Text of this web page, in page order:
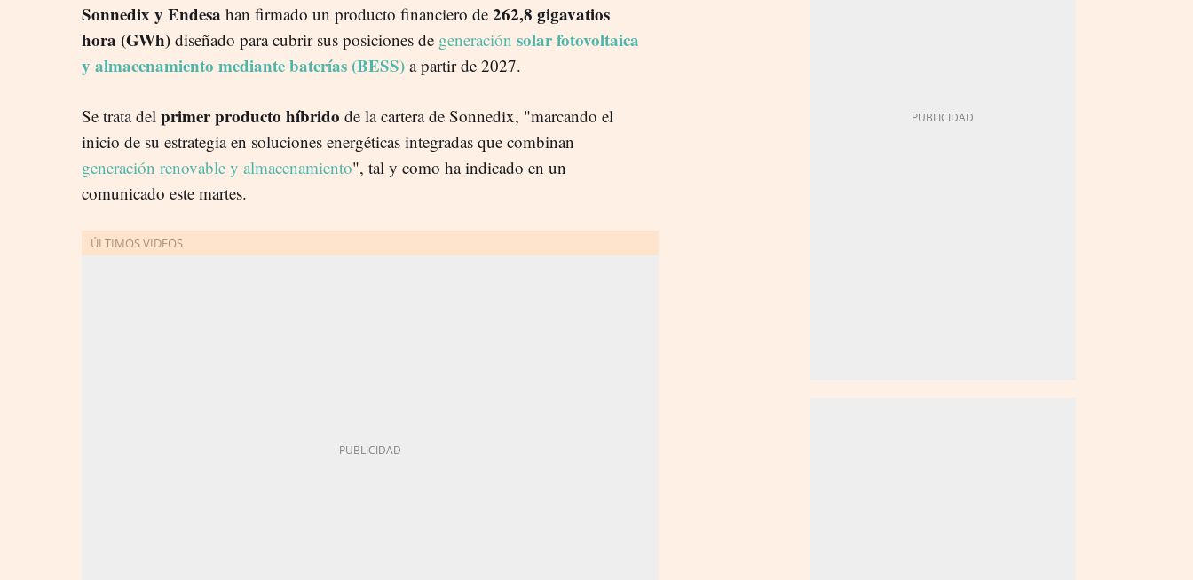
Sonnedix y Endesa han firmado un producto financiero de 262,8 gigavatios
hora (GWh) diseñado para cubrir sus posiciones de generación solar fotovoltaica
y almacenamiento mediante baterías (BESS) a partir de 2027.
Se trata del primer producto híbrido de la cartera de Sonnedix, "marcando el
inicio de su estrategia en soluciones energéticas integradas que combinan
generación renovable y almacenamiento", tal y como ha indicado en un
comunicado este martes.